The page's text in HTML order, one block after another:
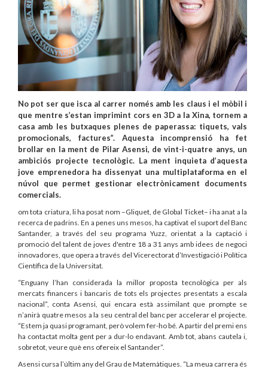
No pot ser que isca al carrer només amb les claus i el mòbil i
que mentre s’estan imprimint cors en 3D a la Xina, tornem a
casa amb les butxaques plenes de paperassa: tiquets, vals
promocionals, factures”. Aquesta incomprensió ha fet
brollar en la ment de Pilar Asensi, de vint-i-quatre anys, un
ambiciós projecte tecnològic. La ment inquieta d’aquesta
jove emprenedora ha dissenyat una multiplataforma en el
núvol que permet gestionar electrònicament documents
comercials.
om tota criatura, li ha posat nom –Gliquet, de Global Ticket– i ha anat a la
recerca de padrins. En a penes uns mesos, ha captivat el suport del Banc
Santander, a través del seu programa Yuzz, orientat a la captació i
promoció del talent de joves d'entre 18 a 31 anys amb idees de negoci
innovadores, que opera a través del Vicerectorat d’Investigació i Política
Científica de la Universitat.
“Enguany l’han considerada la millor proposta tecnològica per als
mercats financers i bancaris de tots els projectes presentats a escala
nacional”, conta Asensi, qui encara està assimilant que prompte se
n’anirà quatre mesos a la seu central del banc per accelerar el projecte.
“Estem ja quasi programant, però volem fer-ho bé. A partir del premi ens
ha contactat molta gent per a dur-lo endavant. Amb tot, abans cautela i,
sobretot, veure què ens ofereix el Santander”.
Asensi cursa l’últim any del Grau de Matemàtiques. “La meua carrera és